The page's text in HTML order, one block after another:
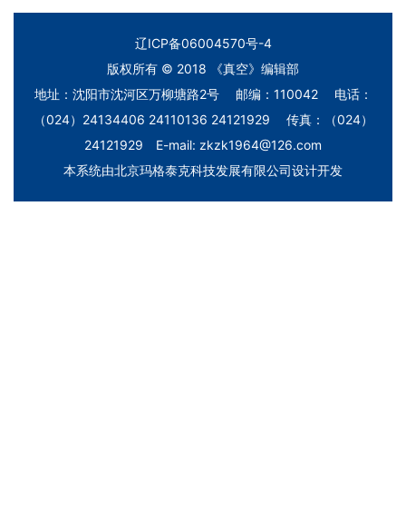
辽ICP备06004570号-4
版权所有 © 2018 《真空》编辑部
地址：沈阳市沈河区万柳塘路2号 邮编：110042 电话：
（024）24134406 24110136 24121929 传真：（024）
24121929 E-mail: zkzk1964@126.com
本系统由北京玛格泰克科技发展有限公司设计开发